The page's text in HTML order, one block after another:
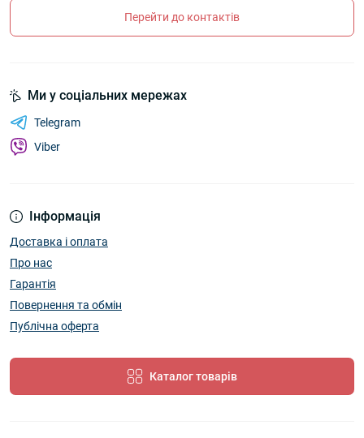
Перейти до контактів
Інформація
Доставка і оплата
Про нас
Гарантія
Повернення та обмін
Публічна оферта
Каталог товарів
Ми у соціальних мережах
Telegram
Viber